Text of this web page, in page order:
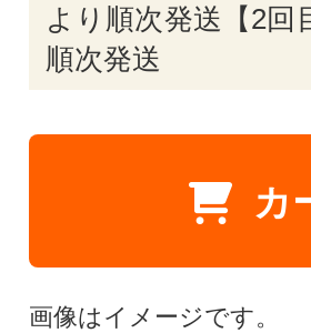
より順次発送【2回
順次発送
カ
画像はイメージです。